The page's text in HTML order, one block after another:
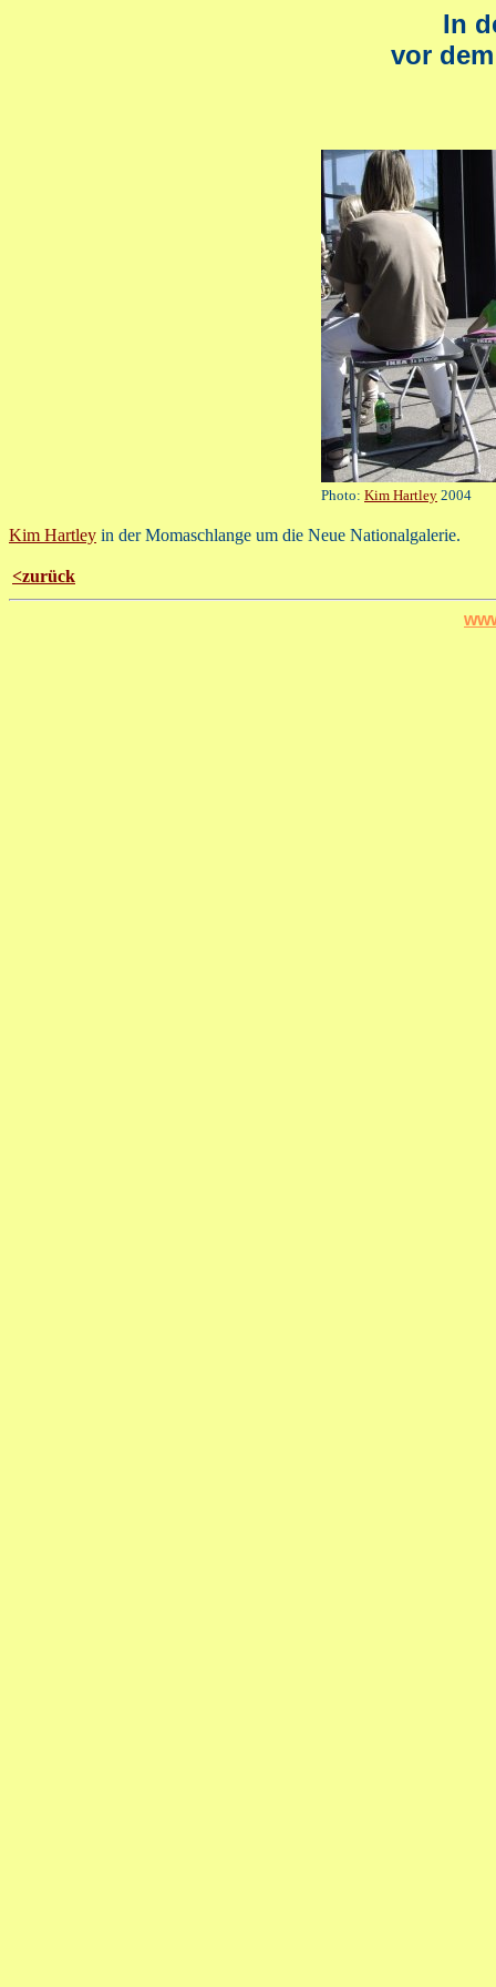
In
vor
Photo: Kim Hartley 2004
Kim Hartley in der Momaschlange um die Neue Nationalgalerie.
<zurück